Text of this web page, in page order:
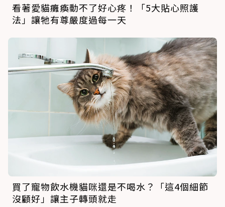
看著愛貓癱瘓動不了好心疼！「5大貼心照護
法」讓牠有尊嚴度過每一天
買了寵物飲水機貓咪還是不喝水？「這4個細節
沒顧好」讓主子轉頭就走